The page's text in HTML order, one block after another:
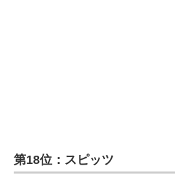
第18位：スピッツ